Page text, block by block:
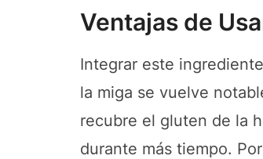
Ventajas de
Integrar este
la miga se vuelve
recubre el gluten de la
durante más tiempo.